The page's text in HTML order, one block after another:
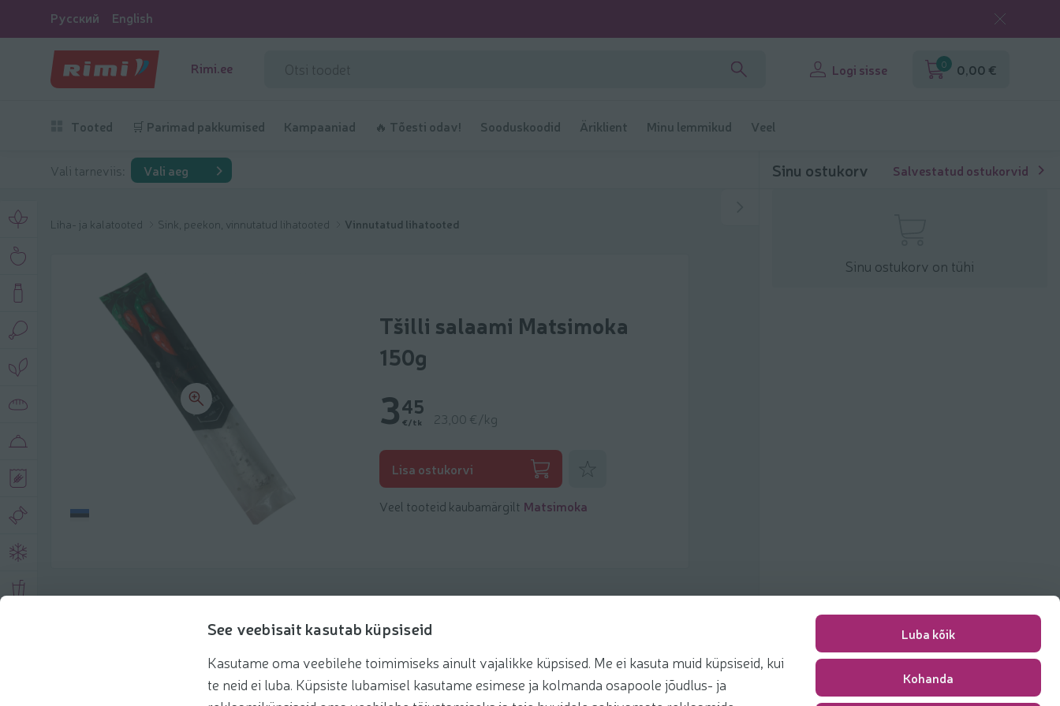
See veebisait kasutab küpsiseid
Kasutame oma veebilehe toimimiseks ainult vajalikke küpsised. Me ei kasuta muid küpsiseid, kui
te neid ei luba. Küpsiste lubamisel kasutame esimese ja kolmanda osapoole jõudlus- ja
Luba kõik
Kohanda
Русский English
Rimi.ee Logi sisse 0 0,00 €
Tooted 🛒 Parimad pakkumised Kampaaniad 🔥 Tõesti odav! Sooduskoodid Äriklient Minu lemmikud Veel
Vali tarneviis: Vali aeg
Liha- ja kalatooted Sink, peekon, vinnutatud lihatooted Vinnutatud lihatooted
Tšilli salaami Matsimoka
150g
345
€/tk 23,00 €/kg
Lisa ostukorvi
Veel tooteid kaubamärgilt Matsimoka
Soovitatud tooted Kasuta retseptis
Sinu ostukorv Salvestatud ostukorvid
Sinu ostukorv on tühi